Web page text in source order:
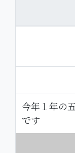
今年１年の
です